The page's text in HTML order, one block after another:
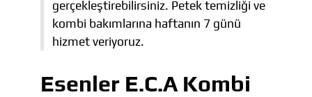
gerçekleştirebilirsiniz. Petek temizliği ve
kombi bakımlarına haftanın 7 günü
hizmet veriyoruz.
Esenler E.C.A Kombi